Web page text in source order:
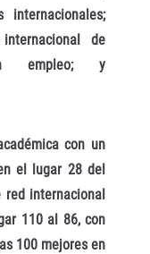
internacionales;
de
empleo; y
con un
el lugar 28 del
red internacional
110 al 86, con
100 mejores en